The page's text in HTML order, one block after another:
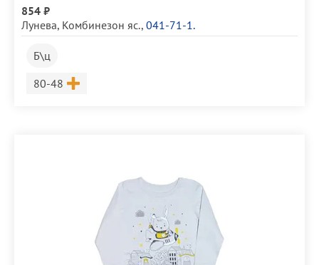
854 ₽
Лунева, Комбинезон яс., 041-71-1.
Б\ц
Размер
80-48